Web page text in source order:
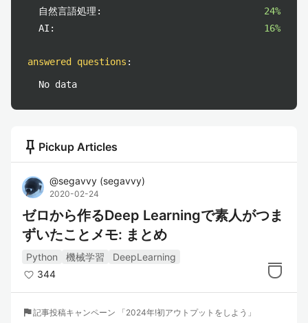
自然言語処理:
24%
AI:
16%
answered questions :
No data
push_pin Pickup Articles
@segavvy (segavvy)
2020-02-24
ゼロから作るDeep Learningで素人がつま
ずいたことメモ: まとめ
Python 機械学習
DeepLearning
344
flag記事投稿キャンペーン 「2024年!初アウトプットをしよう」